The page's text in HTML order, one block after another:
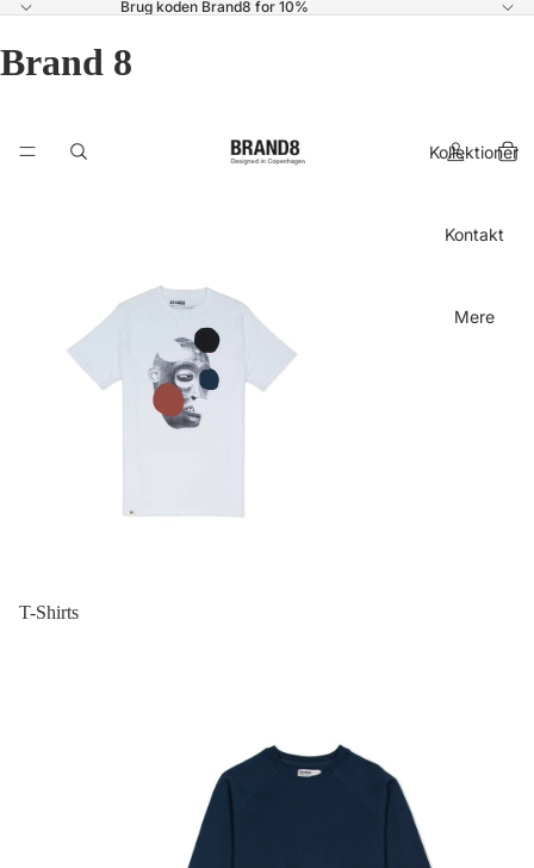
Brug koden Brand8 for 10%
Brand 8
Kollektioner
Kontakt
Mere
T-Shirts